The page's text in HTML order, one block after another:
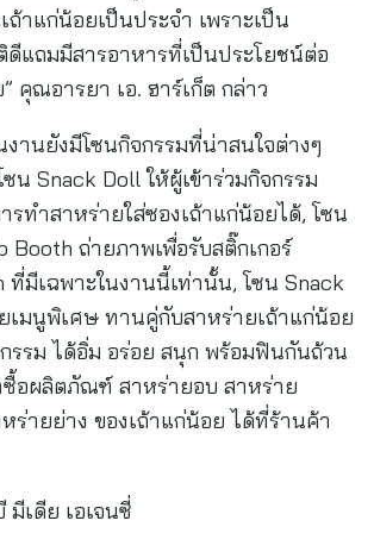
ถ้าแก่น้อยเป็นประจำ เพราะเป็น
แถมมีสารอาหารที่เป็นประโยชน์ต่อ
คุณอารยา เอ. ฮาร์เก็ต กล่าว
านยังมีโซนกิจกรรมที่น่าสนใจต่างๆ
น Snack Doll ให้ผู้เข้าร่วมกิจกรรม
รทำสาหร่ายใส่ซองเถ้าแก่น้อยได้, โซน
Booth ถ่ายภาพเพื่อรับสติ๊กเกอร์
ที่มีเฉพาะในงานนี้เท่านั้น, โซน Snack
เมนูพิเศษ ทานคู่กับสาหร่ายเถ้าแก่น้อย
รรม ได้อิ่ม อร่อย สนุก พร้อมฟินกันถ้วน
อผลิตภัณฑ์ สาหร่ายอบ สาหร่าย
ร่ายย่าง ของเถ้าแก่น้อย ได้ที่ร้านค้า
มีเดีย เอเจนซี่